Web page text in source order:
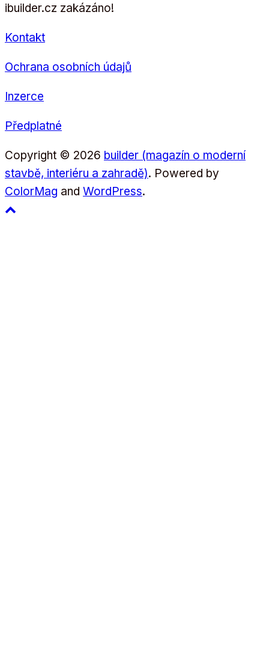
ibuilder.cz zakázáno!
Kontakt
Ochrana osobních údajů
Inzerce
Předplatné
Copyright © 2026 builder (magazín o moderní
stavbě, interiéru a zahradě). Powered by
ColorMag and WordPress.